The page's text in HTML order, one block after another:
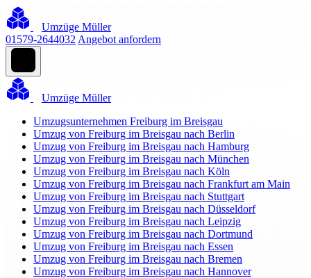
Umzüge Müller
01579-2644032 Angebot anfordern
Umzüge Müller
Umzugsunternehmen Freiburg im Breisgau
Umzug von Freiburg im Breisgau nach Berlin
Umzug von Freiburg im Breisgau nach Hamburg
Umzug von Freiburg im Breisgau nach München
Umzug von Freiburg im Breisgau nach Köln
Umzug von Freiburg im Breisgau nach Frankfurt am Main
Umzug von Freiburg im Breisgau nach Stuttgart
Umzug von Freiburg im Breisgau nach Düsseldorf
Umzug von Freiburg im Breisgau nach Leipzig
Umzug von Freiburg im Breisgau nach Dortmund
Umzug von Freiburg im Breisgau nach Essen
Umzug von Freiburg im Breisgau nach Bremen
Umzug von Freiburg im Breisgau nach Hannover